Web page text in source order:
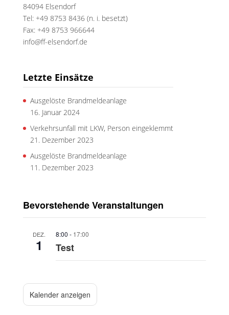
84094 Elsendorf
Tel: +49 8753 8436 (n. i. besetzt)
Fax: +49 8753 966644
info@ff-elsendorf.de
Letzte Einsätze
Ausgelöste Brandmeldeanlage
16. Januar 2024
Verkehrsunfall mit LKW, Person eingeklemmt
21. Dezember 2023
Ausgelöste Brandmeldeanlage
11. Dezember 2023
Bevorstehende Veranstaltungen
DEZ.
1
8:00 - 17:00
Test
Kalender anzeigen